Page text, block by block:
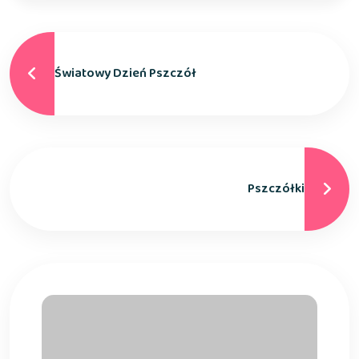
Światowy Dzień Pszczół
Pszczółki